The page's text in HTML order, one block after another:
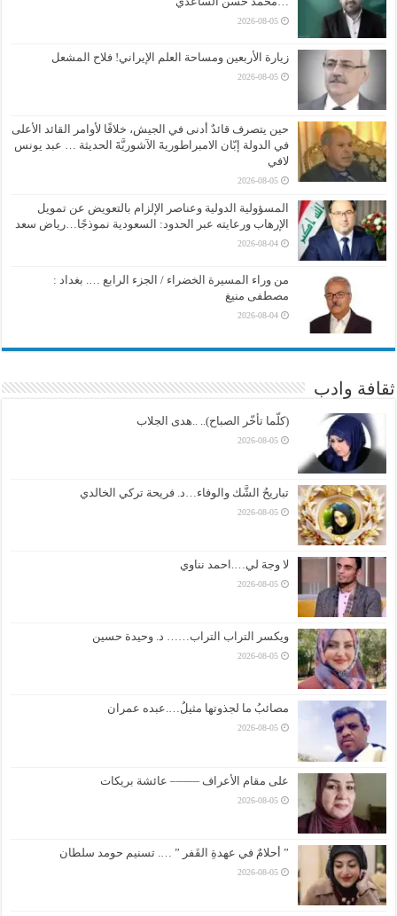
2026-08-05
زيارة الأربعين ومساحة العلم الإيراني! فلاح المشعل
2026-08-05
حين يتصرف قائدٌ أدنى في الجيش، خلافًا لأوامر القائد الأعلى
في الدولة إبّان الامبراطوريةَ الآشوريَّةَ الحديثة … عبد يونس
لافي
2026-08-05
المسؤولية الدولية وعناصر الإلزام بالتعويض عن تمويل
الإرهاب ورعايته عبر الحدود: السعودية نموذجًا…رياض سعد
2026-08-04
من وراء المسيرة الخضراء / الجزء الرابع …. بغداد :
مصطفى منيغ
2026-08-04
ثقافة وادب
(كلّما تأخّر الصباح).. ..هدى الجلاب
2026-08-05
تباريحُ الشَّك والوفاء…د. فريحة تركي الخالدي
2026-08-05
لا وجهَ لي….احمد نناوي
2026-08-05
ويكسر التراب التراب…… د. وحيدة حسين
2026-08-05
مصائبُ ما لجذوتها مثيلُ….عبده عمران
2026-08-05
على مقام الأعراف ——– عائشة بريكات
2026-08-05
” أحلامٌ في عهدةِ القَفر ” …. تسنيم حومد سلطان
2026-08-05